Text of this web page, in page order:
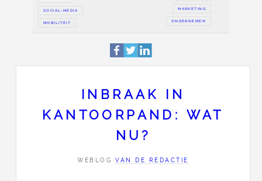
Overzichtspagina's Van De Redactie artikelen
ADMINISTRATIE
MOBILITEITINBRAAK IN
KANTOORPAND: WAT
NU?
WEBLOGVAN DE REDACTIE